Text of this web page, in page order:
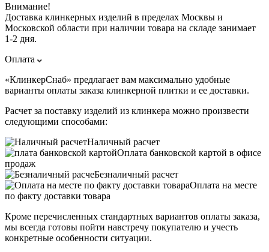
Внимание!
Доставка клинкерных изделий в пределах Москвы и
Московской области при наличии товара на складе занимает
1-2 дня.
Оплата
«КлинкерСнаб» предлагает вам максимально удобные
варианты оплаты заказа клинкерной плитки и ее доставки.
Расчет за поставку изделий из клинкера можно произвести
следующими способами:
Наличный расчет
Оплата банковской картой в офисе
продаж
Безналичный расчет
Оплата на месте
по факту доставки товара
Кроме перечисленных стандартных вариантов оплаты заказа,
мы всегда готовы пойти навстречу покупателю и учесть
конкретные особенности ситуации.